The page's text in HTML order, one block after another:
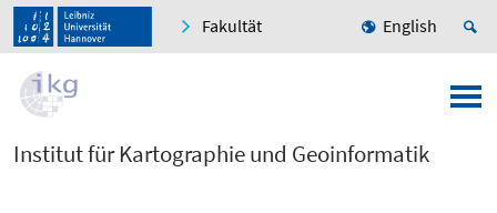
Fakultät English
Institut für Kartographie und Geoinformatik